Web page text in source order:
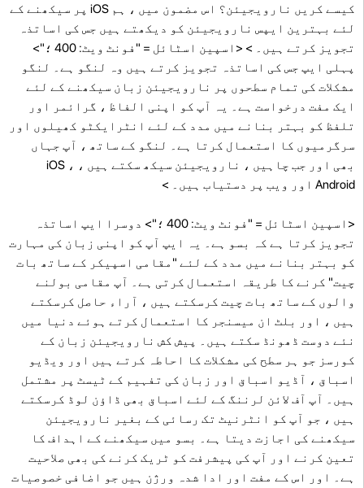
کیسے کریں نارویجیئن؟ اس مضمون میں ، ہم iOS پر سیکھنے کے
لئے بہترین ایپس نارویجیئن کو دیکھتے ہیں جس کی اساتذہ
تجویز کرتے ہیں۔ > <اسپین اسٹائل = "فونٹ ویٹ: 400 ؛">
پہلی ایپ جس کی اساتذہ تجویز کرتے ہیں وہ لنگو ہے۔ لنگو
مشکلات کی تمام سطحوں پر نارویجیئن زبان سیکھنے کے لئے
ایک مفت درخواست ہے۔ یہ آپ کو اپنی الفاظ ، گرائمر اور
تلفظ کو بہتر بنانے میں مدد کے لئے انٹرایکٹو کھیلوں اور
سرگرمیوں کا استعمال کرتا ہے۔ لنگو کے ساتھ ، آپ جہاں
بھی اور جب چاہیں ، نارویجیئن سیکھ سکتے ہیں ، iOS ،
Android اور ویب پر دستیاب ہیں۔ >
<اسپین اسٹائل = "فونٹ ویٹ: 400 ؛"> دوسرا ایپ اساتذہ
تجویز کرتا ہے کہ بسو ہے۔ یہ ایپ آپ کو اپنی زبان کی مہارت
کو بہتر بنانے میں مدد کے لئے "مقامی اسپیکر کے ساتھ بات
چیت" کرنے کا طریقہ استعمال کرتی ہے۔ آپ مقامی بولنے
والوں کے ساتھ بات چیت کرسکتے ہیں ، آراء حاصل کرسکتے
ہیں ، اور بلٹ ان میسنجر کا استعمال کرتے ہوئے دنیا میں
نئے دوست ڈھونڈ سکتے ہیں۔ پیش کش نارویجیئن زبان کے
کورسز جو ہر سطح کی مشکلات کا احاطہ کرتے ہیں اور ویڈیو
اسباق ، آڈیو اسباق اور زبان کی تفہیم کے ٹیسٹ پر مشتمل
ہیں۔ آپ آف لائن لرننگ کے لئے اسباق بھی ڈاؤن لوڈ کرسکتے
ہیں ، جو آپ کو انٹرنیٹ تک رسائی کے بغیر نارویجیئن
سیکھنے کی اجازت دیتا ہے۔ بسو میں سیکھنے کے اہداف کا
تعین کرنے اور آپ کی پیشرفت کو ٹریک کرنے کی بھی صلاحیت
ہے۔ اور اس کے مفت اور ادا شدہ ورژن ہیں جو اضافی خصوصیات